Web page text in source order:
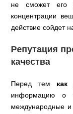
не сможет его
концентрации
действие сойдет
Репутация
качества
Перед тем как
информацию о
международные и